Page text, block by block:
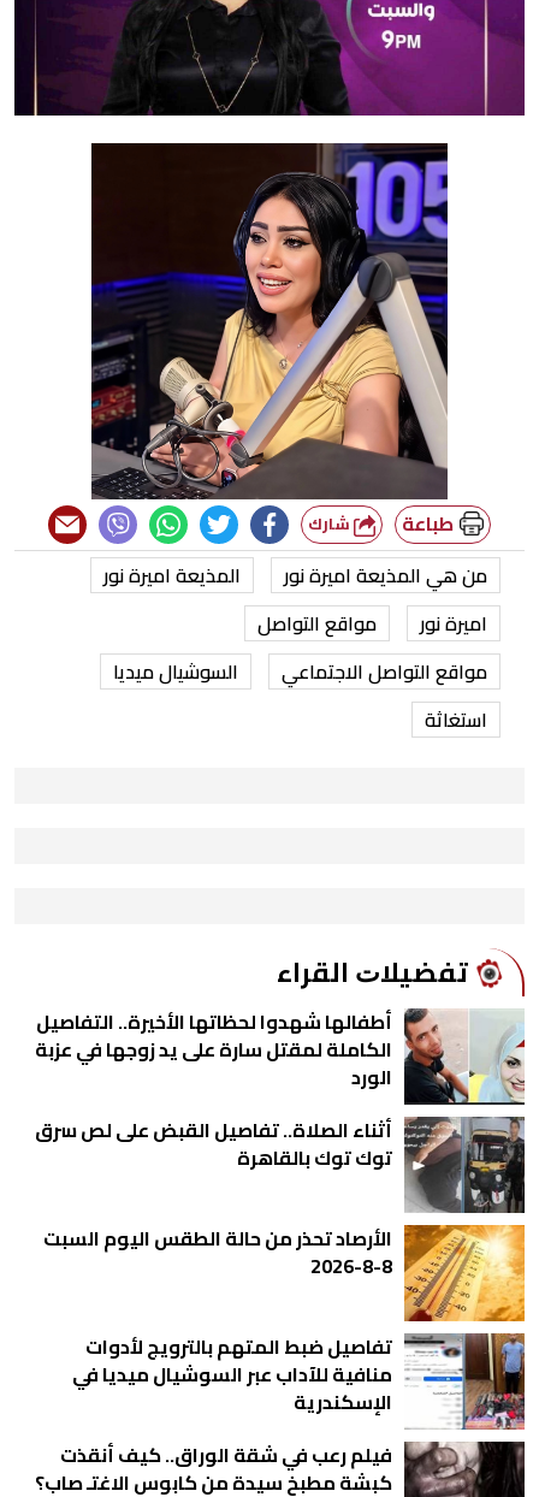
طباعة
من هي المذيعة اميرة نور
المذيعة اميرة نور
اميرة نور
مواقع التواصل
مواقع التواصل الاجتماعي
السوشيال ميديا
استغاثة
ﺗﻔﻀﻴﻼﺕ اﻟﻘﺮاء
أطفالها شهدوا لحظاتها الأخيرة.. التفاصيل
الكاملة لمقتل سارة على يد زوجها في عزبة
الورد
أثناء الصلاة.. تفاصيل القبض على لص سرق
توك توك بالقاهرة
الأرصاد تحذر من حالة الطقس اليوم السبت
8-8-2026
تفاصيل ضبط المتهم بالترويج لأدوات
منافية للآداب عبر السوشيال ميديا في
الإسكندرية
فيلم رعب في شقة الوراق.. كيف أنقذت
كبشة مطبخ سيدة من كابوس الاغتـ صاب؟